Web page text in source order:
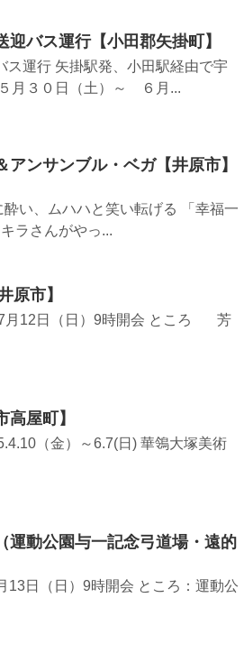
バス運行【小田郡矢掛町】
運行 矢掛駅発、小田駅経由で宇
月３０日（土）～ ６月...
ンサンブル・ベガ【井原市】
い、ムハハと笑い転げる 「幸福一
ラさんがやっ...
市】
12日（日）9時開会 ところ 芳
屋町】
（金）～6.7(日) 華鴒大塚美術
動公園与一記念弓道場・遠的
日（日）9時開会 ところ：運動公